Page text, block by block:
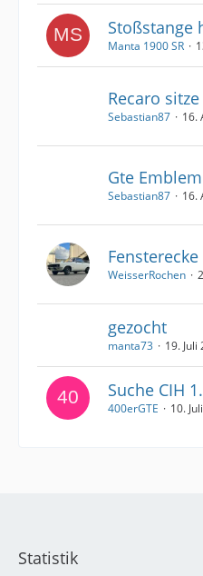
Stoßstange
Manta 1900 SR
Recaro
Sebastian87 16.
Gte Emblem
Sebastian87 16.
WeisserRochen
gezocht
manta73 19.
Suche CIH
400erGTE 10.
Statistik